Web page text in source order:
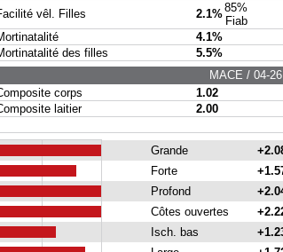
vêl. Filles 2.1%85%
Fiab
4.1%
des filles
5.5%
MACE / 04-26
corps
1.02
laitier
2.00
Grande
Forte
Profond
Côtes ouvertes
Isch. bas